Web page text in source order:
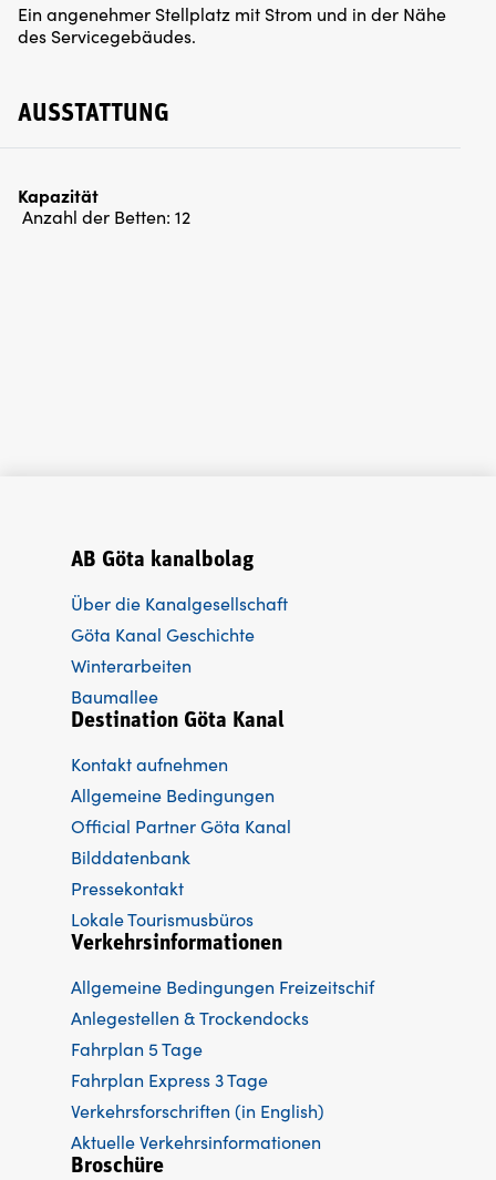
Ein angenehmer Stellplatz mit Strom und in der Nähe
des Servicegebäudes.
AUSSTATTUNG
Kapazität
Anzahl der Betten: 12
AB Göta kanalbolag
Über die Kanalgesellschaft
Göta Kanal Geschichte
Winterarbeiten
Baumallee
Destination Göta Kanal
Kontakt aufnehmen
Allgemeine Bedingungen
Official Partner Göta Kanal
Bilddatenbank
Pressekontakt
Lokale Tourismusbüros
Verkehrsinformationen
Allgemeine Bedingungen Freizeitschif
Anlegestellen & Trockendocks
Fahrplan 5 Tage
Fahrplan Express 3 Tage
Verkehrsforschriften (in English)
Aktuelle Verkehrsinformationen
Broschüre